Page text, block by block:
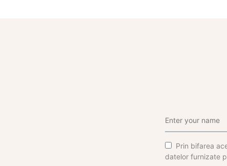
Prin bifarea
datelor furnizate